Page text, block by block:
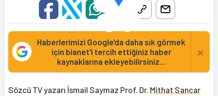
Haberlerimizi Google'da daha sık görmek
için bianet'i tercih ettiğiniz haber
kaynaklarına ekleyebilirsiniz...
×
Sözcü TV yazarı İsmail Saymaz Prof. Dr. Mithat Sancar